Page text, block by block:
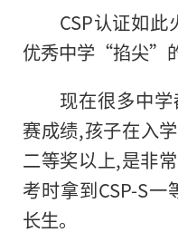
CSP认证如
优秀中学“掐尖”
现在很多中
赛成绩,孩子在入
二等奖以上,是非
考时拿到CSP-S
长生。